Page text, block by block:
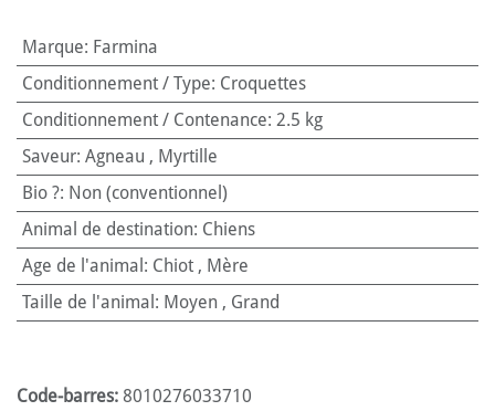
Marque: Farmina
Conditionnement / Type: Croquettes
Conditionnement / Contenance: 2.5 kg
Saveur: Agneau , Myrtille
Bio ?: Non (conventionnel)
Animal de destination: Chiens
Age de l'animal : Chiot, Mère
Taille de l'animal : Moyen, Grand
Code-barres: 8010276033710